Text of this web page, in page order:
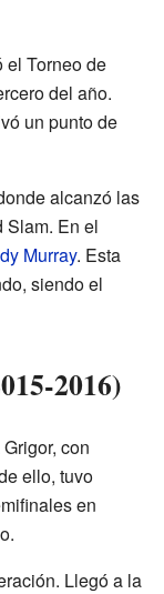
el Torneo de
del año.
un punto de
alcanzó las
Slam. En el
Murray. Esta
siendo el
2016)
con
ello, tuvo
en
Llegó a la